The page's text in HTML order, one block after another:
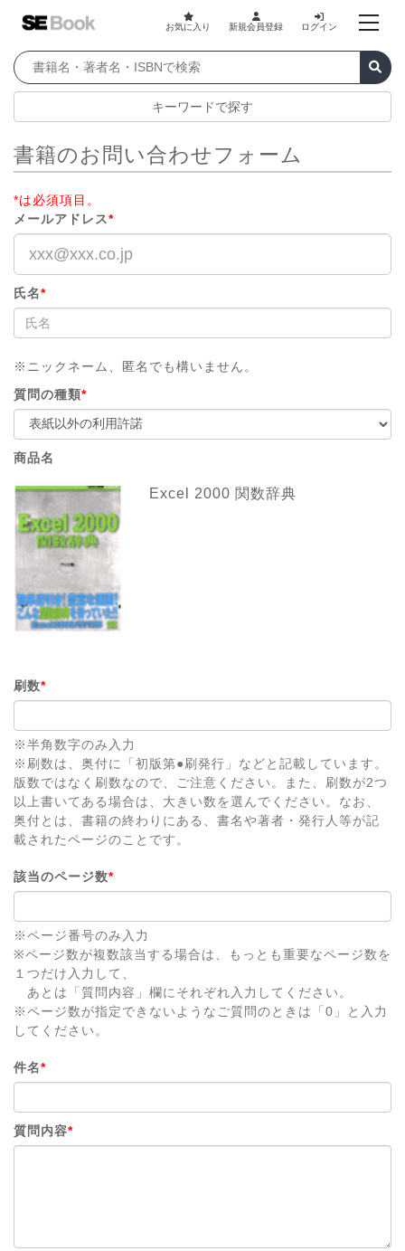
お気に入り 新規会員登録 ログイン
キーワードで探す
書籍のお問い合わせフォーム
*は必須項目。
メールアドレス*
氏名*
※ニックネーム、匿名でも構いません。
質問の種類*
商品名
Excel 2000 関数辞典
刷数*
※半角数字のみ入力
※刷数は、奥付に「初版第●刷発行」などと記載しています。
版数ではなく刷数なので、ご注意ください。また、刷数が2つ
以上書いてある場合は、大きい数を選んでください。なお、
奥付とは、書籍の終わりにある、書名や著者・発行人等が記
載されたページのことです。
該当のページ数*
※ページ番号のみ入力
※ページ数が複数該当する場合は、もっとも重要なページ数を
１つだけ入力して、
あとは「質問内容」欄にそれぞれ入力してください。
※ページ数が指定できないようなご質問のときは「0」と入力
してください。
件名*
質問内容*